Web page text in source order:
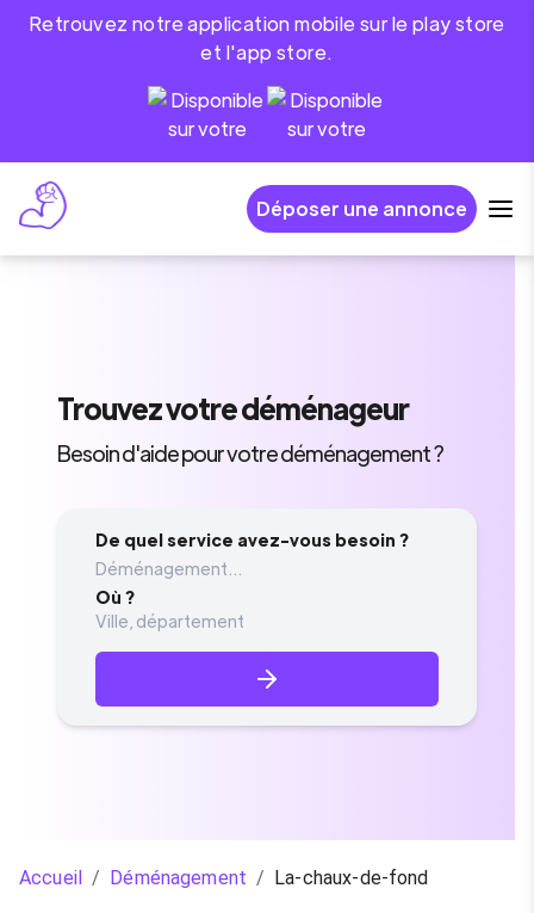
Retrouvez notre application mobile sur le play store
et l'app store.
Déposer une annonce
Trouvezvotre déménageur
Besoin d'aide pour votre déménagement ?
De quel service avez-vous besoin ?
Déménagement...
Où ?
Accueil / Déménagement / La-chaux-de-fond